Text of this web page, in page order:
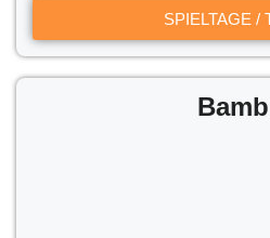
SPIELTAGE /